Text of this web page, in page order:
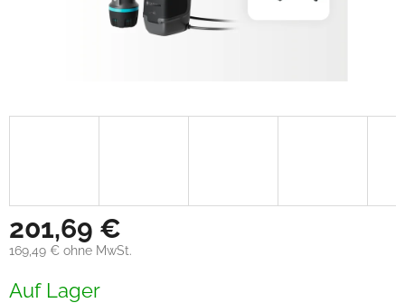
201,69 €
169,49 € ohne MwSt.
Auf Lager